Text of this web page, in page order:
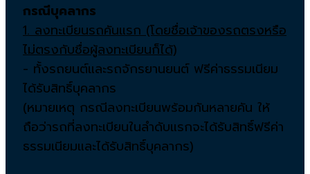
กรณีบุคลากร
1. ลงทะเบียนรถคันแรก (โดยชื่อเจ้าของรถตรงหรือ
ไม่ตรงกับชื่อผู้ลงทะเบียนก็ได้)
- ทั้งรถยนต์และรถจักรยานยนต์ ฟรีค่าธรรมเนียม
ได้รับสิทธิ์บุคลากร
(หมายเหตุ กรณีลงทะเบียนพร้อมกันหลายคัน ให้
ถือว่ารถที่ลงทะเบียนในลำดับแรกจะได้รับสิทธิ์ฟรีค่า
ธรรมเนียมและได้รับสิทธิ์บุคลากร)